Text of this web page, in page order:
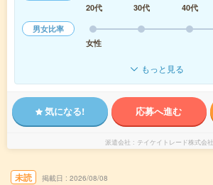
20代
30代 40代
男女比率
女性
もっと見る
気になる! 応募へ進む
派遣会社 テイケイトレード株式会社
未読 掲載日 2026/08/08